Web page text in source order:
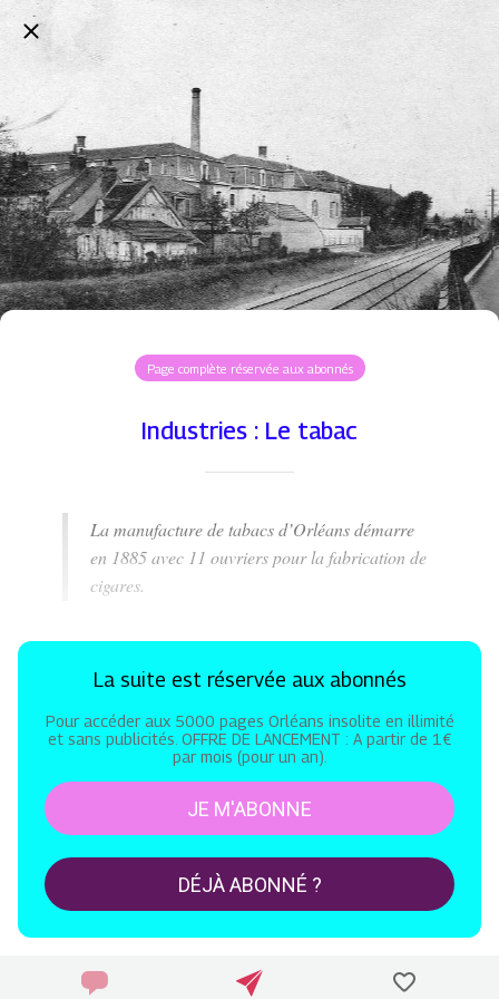
Page complète réservée aux abonnés
Industries : Le tabac
La manufacture de tabacs d’Orléans démarre
en 1885 avec 11 ouvriers pour la fabrication de
cigares.
La suite est réservée aux abonnés
Pour accéder aux 5000 pages Orléans insolite en illimité
et sans publicités. OFFRE DE LANCEMENT : A partir de 1€
par mois (pour un an).
JE M'ABONNE
DÉJÀ ABONNÉ ?